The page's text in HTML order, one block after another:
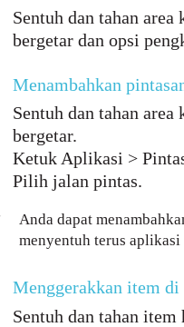
Sentuh dan tahan
bergetar dan opsi
Menambahkan
Sentuh dan tahan
bergetar.
Ketuk Aplikasi >
Pilih jalan pintas.
Anda dapat
menyentuh terus aplikasi
Menggerakkan item di
Sentuh dan tahan